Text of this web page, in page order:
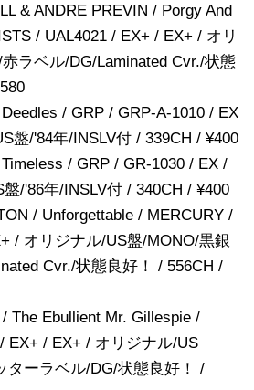
& ANDRE PREVIN / Porgy And
/ UAL4021 / EX+ / EX+ / オリ
ラベル/DG/Laminated Cvr./状態
/ GRP / GRP-A-1010 / EX
盤/'84年/INSLV付 / 339CH / ¥400
/ GRP / GR-1030 / EX /
/'86年/INSLV付 / 340CH / ¥400
/ Unforgettable / MERCURY /
/ オリジナル/US盤/MONO/黒銀
Cvr./状態良好！ / 556CH /
The Ebullient Mr. Gillespie /
EX+ / EX+ / オリジナル/US
ターラベル/DG/状態良好！ /